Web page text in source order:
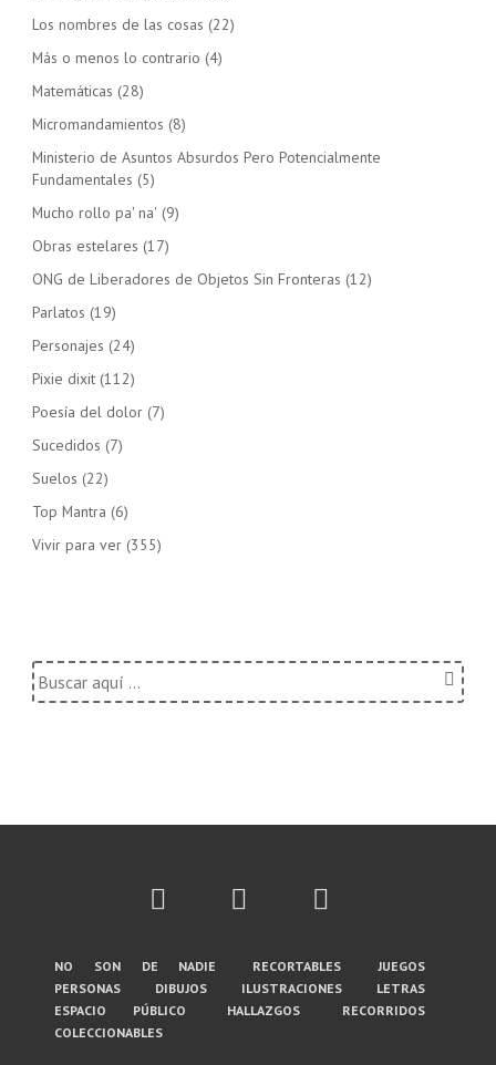
Los nombres de las cosas (22)
Más o menos lo contrario (4)
Matemáticas (28)
Micromandamientos (8)
Ministerio de Asuntos Absurdos Pero Potencialmente
Fundamentales (5)
Mucho rollo pa' na' (9)
Obras estelares (17)
ONG de Liberadores de Objetos Sin Fronteras (12)
Parlatos (19)
Personajes (24)
Pixie dixit (112)
Poesía del dolor (7)
Sucedidos (7)
Suelos (22)
Top Mantra (6)
Vivir para ver (355)
Buscar
por:
Menú
del
pie
no son de nadie recortables
juegos
personas
dibujos ilustraciones
letras
espacio público
hallazgos
recorridos
coleccionables